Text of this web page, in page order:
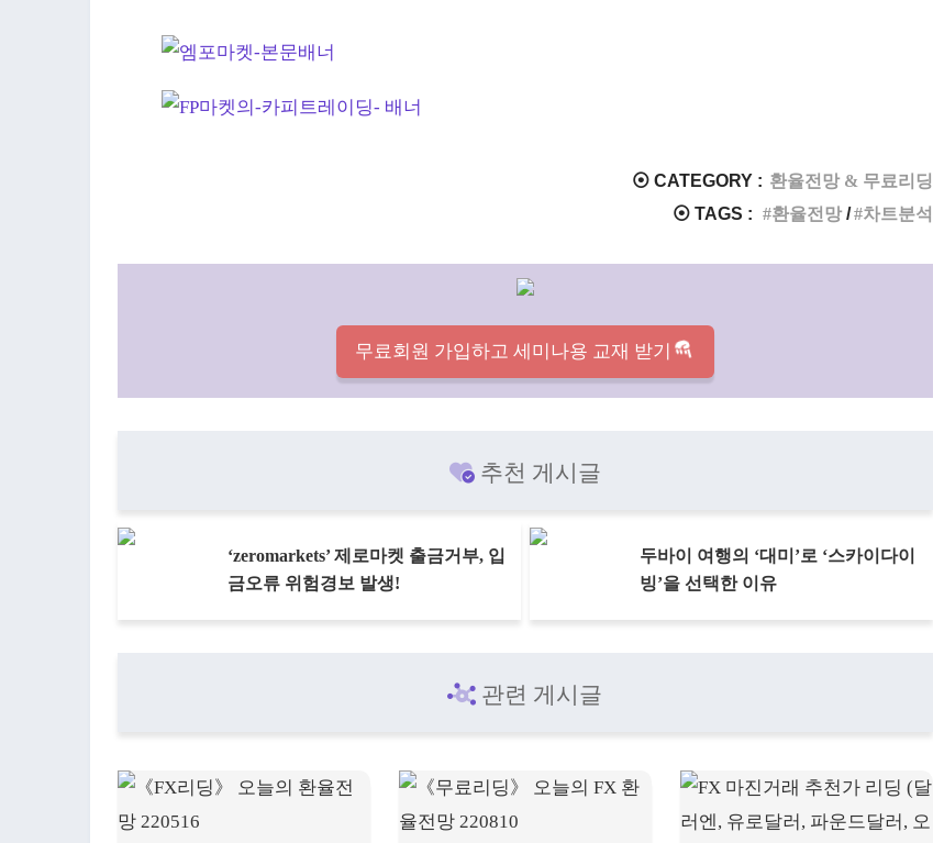
⦿ CATEGORY : 환율전망 & 무료리딩
⦿ TAGS :
환율전망 차트분석
무료회원 가입하고 세미나용 교재 받기
추천 게시글
‘zeromarkets’ 제로마켓 출금거부, 입
금오류 위험경보 발생!
두바이 여행의 ‘대미’로 ‘스카이다이
빙’을 선택한 이유
관련 게시글